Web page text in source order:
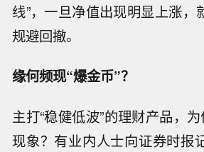
线”，一旦净值出现明显上涨，
规避回撤。
缘何频现“爆金币”？
主打“稳健低波”的理财产品，
现象？有业内人士向证券时报